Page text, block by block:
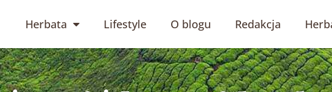
Herbata Lifestyle O blogu Redakcja